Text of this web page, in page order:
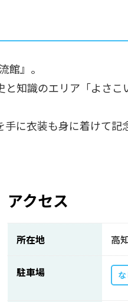
館』。
知識のエリア「よさ
に衣装も身に着けて
アクセス
所在地 高
駐車場